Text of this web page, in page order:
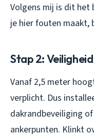
Volgens mij is dit het
je hier fouten maakt,
Stap 2:
Vanaf 2,5 meter
verplicht. Dus
dakrandbeveiliging
ankerpunten. Klinkt